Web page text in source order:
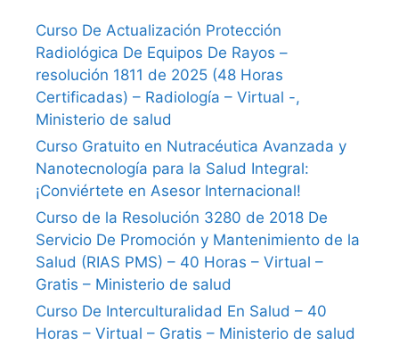
Curso De Actualización Protección
Radiológica De Equipos De Rayos –
resolución 1811 de 2025 (48 Horas
Certificadas) – Radiología – Virtual -,
Ministerio de salud
Curso Gratuito en Nutracéutica Avanzada y
Nanotecnología para la Salud Integral:
¡Conviértete en Asesor Internacional!
Curso de la Resolución 3280 de 2018 De
Servicio De Promoción y Mantenimiento de la
Salud (RIAS PMS) – 40 Horas – Virtual –
Gratis – Ministerio de salud
Curso De Interculturalidad En Salud – 40
Horas – Virtual – Gratis – Ministerio de salud